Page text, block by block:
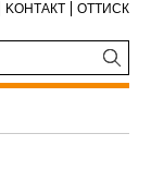
KОНТАКТ ОТТИСК